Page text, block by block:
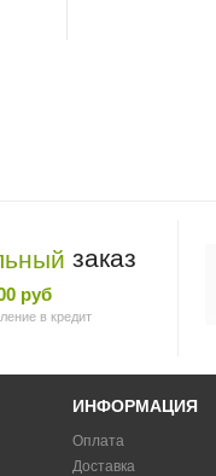
заказ
руб
в кредит
ИНФОРМАЦИЯ
Оплата
Доставка